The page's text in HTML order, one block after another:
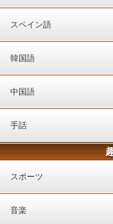
スペイン語
韓国語
中国語
手話
スポーツ
音楽